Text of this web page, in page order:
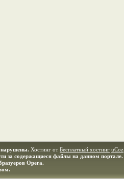
нарушены. Хостинг от Бесплатный хостинг uCoz
за содержащиеся файлы на данном портале.
Opera.